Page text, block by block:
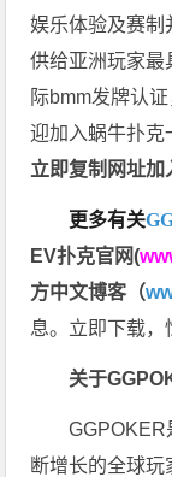
娱乐体验及赛制
供给亚洲玩家最
际bmm发牌认
迎加入蜗牛扑克
立即复制网址
更多有关
EV扑克官网(
方中文博客（
息。立即下载，
关于
GGPOKER
断增长的全球